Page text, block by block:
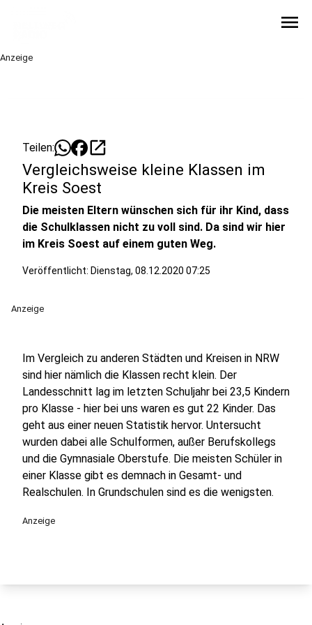
menu
Anzeige
Teilen: open_in_new
Vergleichsweise kleine Klassen im
Kreis Soest
Die meisten Eltern wünschen sich für ihr Kind, dass
die Schulklassen nicht zu voll sind. Da sind wir hier
im Kreis Soest auf einem guten Weg.
Veröffentlicht: Dienstag, 08.12.2020 07:25
Anzeige
Im Vergleich zu anderen Städten und Kreisen in NRW
sind hier nämlich die Klassen recht klein. Der
Landesschnitt lag im letzten Schuljahr bei 23,5 Kindern
pro Klasse - hier bei uns waren es gut 22 Kinder. Das
geht aus einer neuen Statistik hervor. Untersucht
wurden dabei alle Schulformen, außer Berufskollegs
und die Gymnasiale Oberstufe. Die meisten Schüler in
einer Klasse gibt es demnach in Gesamt- und
Realschulen. In Grundschulen sind es die wenigsten.
Anzeige